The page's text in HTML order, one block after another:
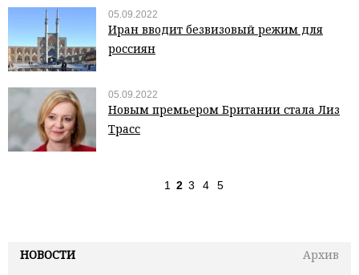
НОВОСТИ
Архив
05.09.2022
Иран вводит безвизовый режим для
россиян
05.09.2022
Новым премьером Британии стала Лиз
Трасс
1 2 3 4 5